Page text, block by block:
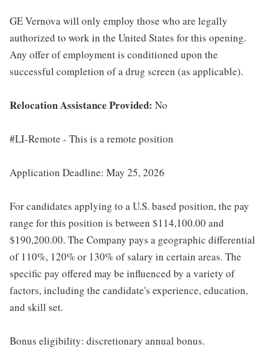
GE Vernova will only employ those who are legally
authorized to work in the United States for this opening.
Any offer of employment is conditioned upon the
successful completion of a drug screen (as applicable).
Relocation Assistance Provided: No
#LI-Remote - This is a remote position
Application Deadline: May 25, 2026
For candidates applying to a U.S. based position, the pay
range for this position is between $114,100.00 and
$190,200.00. The Company pays a geographic differential
of 110%, 120% or 130% of salary in certain areas. The
specific pay offered may be influenced by a variety of
factors, including the candidate's experience, education,
and skill set.
Bonus eligibility: discretionary annual bonus.